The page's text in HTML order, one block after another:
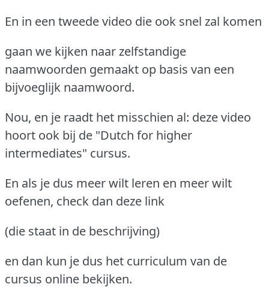
En in een tweede video die ook snel zal komen
gaan we kijken naar zelfstandige
naamwoorden gemaakt op basis van een
bijvoeglijk naamwoord.
Nou, en je raadt het misschien al: deze video
hoort ook bij de "Dutch for higher
intermediates" cursus.
En als je dus meer wilt leren en meer wilt
oefenen, check dan deze link
(die staat in de beschrijving)
en dan kun je dus het curriculum van de
cursus online bekijken.